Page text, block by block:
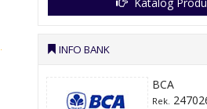
INFO BANK
BCA
Rek.